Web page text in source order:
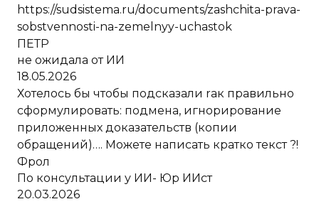
https://sudsistema.ru/documents/zashchita-prava-
sobstvennosti-na-zemelnyy-uchastok
ПЕТР
не ожидала от ИИ
18.05.2026
Хотелось бы чтобы подсказали rак правильно
сформулировать: подмена, игнорирование
приложенных доказательств (копии
обращений)…. Можете написать кратко текст ?!
Фрол
По консультации у ИИ- Юр ИИст
20.03.2026